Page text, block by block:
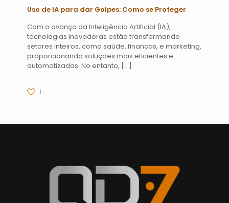
Uso de IA para dar Golpes: Como se Proteger
Com o avanço da Inteligência Artificial (IA),
tecnologias inovadoras estão transformando
setores inteiros, como saúde, finanças, e marketing,
proporcionando soluções mais eficientes e
automatizadas. No entanto, […]
1